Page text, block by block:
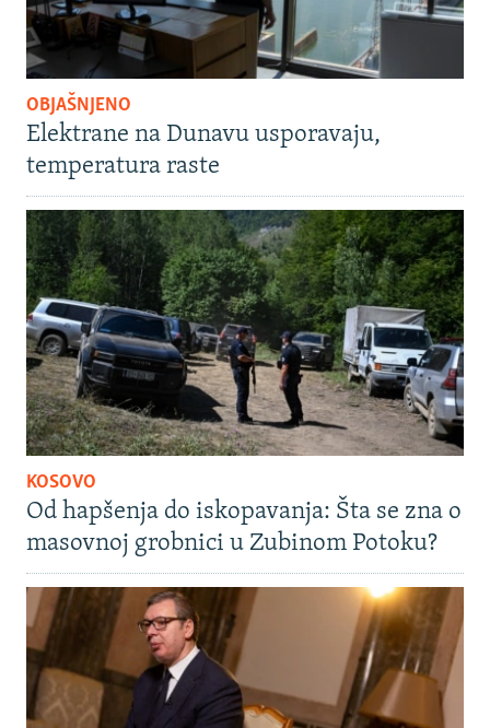
OBJAŠNJENO
Elektrane na Dunavu usporavaju,
temperatura raste
KOSOVO
Od hapšenja do iskopavanja: Šta se zna o
masovnoj grobnici u Zubinom Potoku?